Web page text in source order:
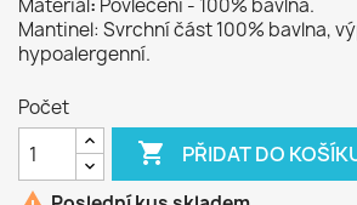
Materiál: Povlečení - 100% bavlna.
Mantinel: Svrchní část 100% bavlna,
hypoalergenní.
Počet
 PŘIDAT DO